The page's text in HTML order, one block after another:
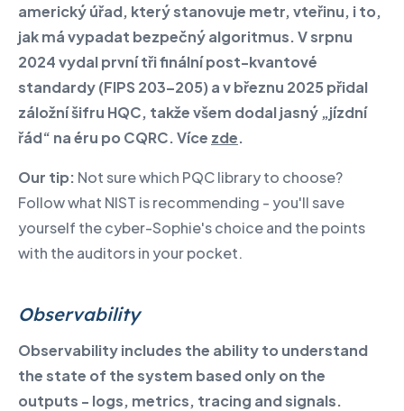
americký úřad, který stanovuje metr, vteřinu, i to,
jak má vypadat bezpečný algoritmus. V srpnu
2024 vydal první tři finální post-kvantové
standardy (FIPS 203–205) a v březnu 2025 přidal
záložní šifru HQC, takže všem dodal jasný „jízdní
řád“ na éru po CQRC. Více zde.
Our tip: Not sure which PQC library to choose?
Follow what NIST is recommending - you'll save
yourself the cyber-Sophie's choice and the points
with the auditors in your pocket.
Observability
Observability includes the ability to understand
the state of the system based only on the
outputs - logs, metrics, tracing and signals.